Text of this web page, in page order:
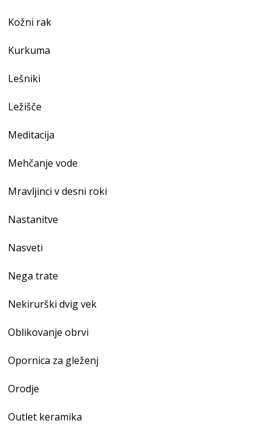
Kožni rak
Kurkuma
Lešniki
Ležišče
Meditacija
Mehčanje vode
Mravljinci v desni roki
Nastanitve
Nasveti
Nega trate
Nekirurški dvig vek
Oblikovanje obrvi
Opornica za gleženj
Orodje
Outlet keramika